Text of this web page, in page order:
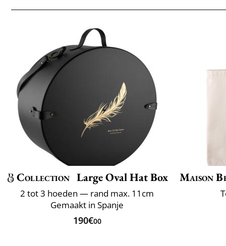
Collection Large Oval Hat Box
2 tot 3 hoeden — rand max. 11cm
Gemaakt in Spanje
190€00
Maison